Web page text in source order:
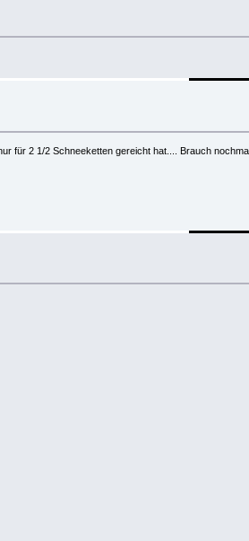
für 2 1/2 Schneeketten gereicht hat.... Brauch